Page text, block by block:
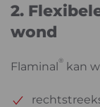
2.
wond
Flaminal® kan